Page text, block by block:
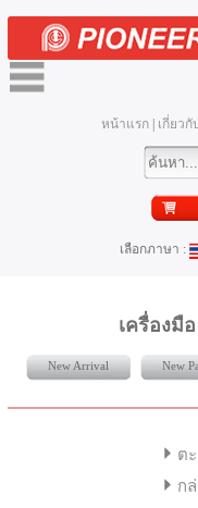
หน้าแรก| เกี่ยวกั
เลือกภาษา :
เครื่องมื
New Arrival New
ต
ก